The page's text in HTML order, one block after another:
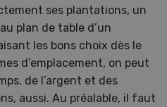
ses plantations, un
plan de table d’un
les bons choix dès le
d’emplacement, on peut
de l’argent et des
aussi. Au préalable, il faut